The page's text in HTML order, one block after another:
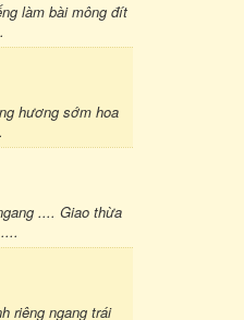
làm bài mông đít
hương sớm hoa
.... Giao thừa
riêng ngang trái